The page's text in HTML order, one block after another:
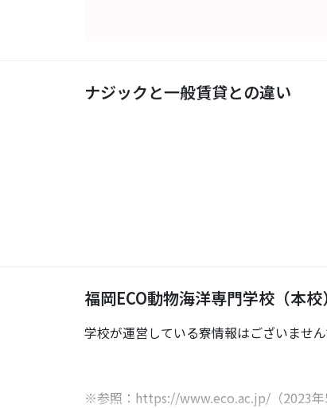
ナジックと一般賃貸との違い
福岡ECO動物海洋専門学校（本
学校が運営している寮情報はございませ
※参照：https://www.eco.ac.jp/（2023年5